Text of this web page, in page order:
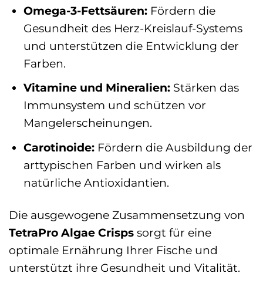
Omega-3-Fettsäuren:Fördern die
Gesundheit des Herz-Kreislauf-Systems
und unterstützen die Entwicklung der
Farben.
Vitamine und Mineralien:Stärken das
Immunsystem und schützen vor
Mangelerscheinungen.
Carotinoide:Fördern die Ausbildung der
arttypischen Farben und wirken als
natürliche Antioxidantien.
Die ausgewogene Zusammensetzung von
TetraPro Algae Crisps sorgt für eine
optimale Ernährung Ihrer Fische und
unterstützt ihre Gesundheit und Vitalität.